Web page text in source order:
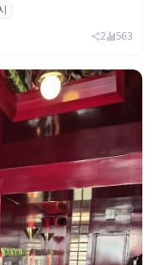
텀시티서 체험
2 563